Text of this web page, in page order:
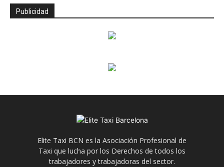
Publicidad
Elite Taxi BCN es la Asociación Profesional de
Taxi que lucha por los Derechos de todos los
trabajadores y trabajadoras del sector.